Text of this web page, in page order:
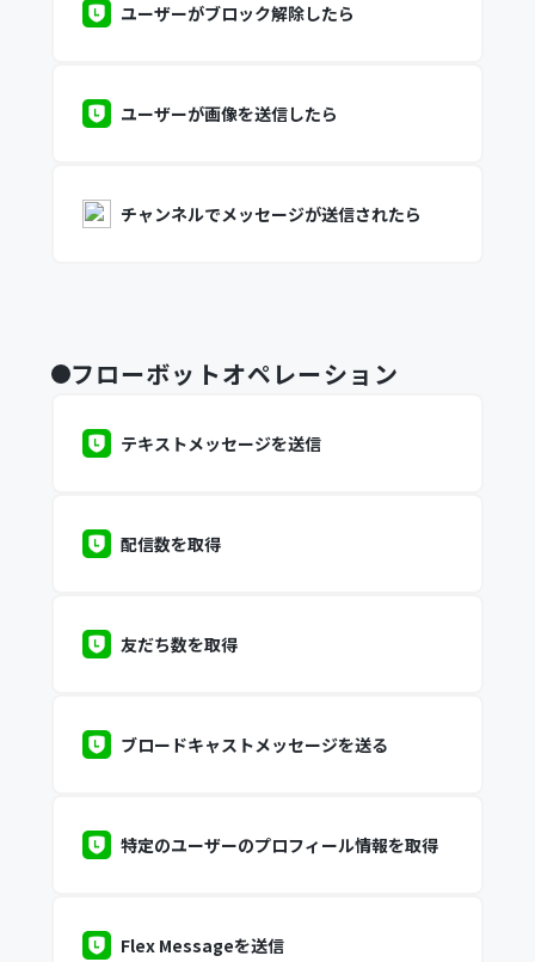
ユーザーがブロック解除したら
ユーザーが画像を送信したら
チャンネルでメッセージが送信されたら
フローボットオペレーション
テキストメッセージを送信
配信数を取得
友だち数を取得
ブロードキャストメッセージを送る
特定のユーザーのプロフィール情報を取得
Flex Messageを送信